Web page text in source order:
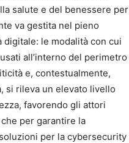
salute e del benessere per
va gestita nel pieno
digitale: le modalità con cui
all’interno del perimetro
e, contestualmente,
si rileva un elevato livello
favorendo gli attori
per garantire la
per la cybersecurity